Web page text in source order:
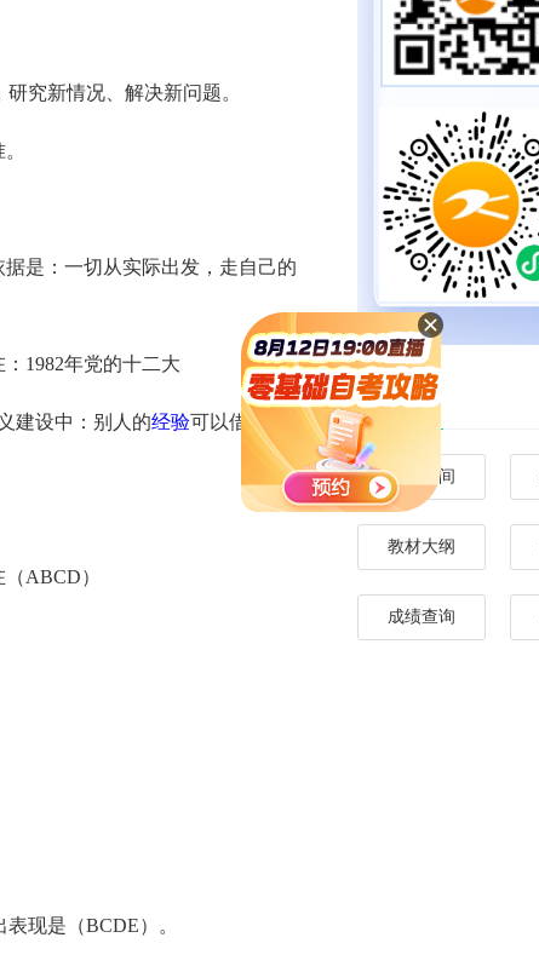
究新情况、解决新问题。
是：一切从实际出发，走自己的
1982年党的十二大
建设中：别人的经验可以借鉴，但
ABCD）
现是（BCDE）。
自考服务
报名时间
教材大纲
成绩查询